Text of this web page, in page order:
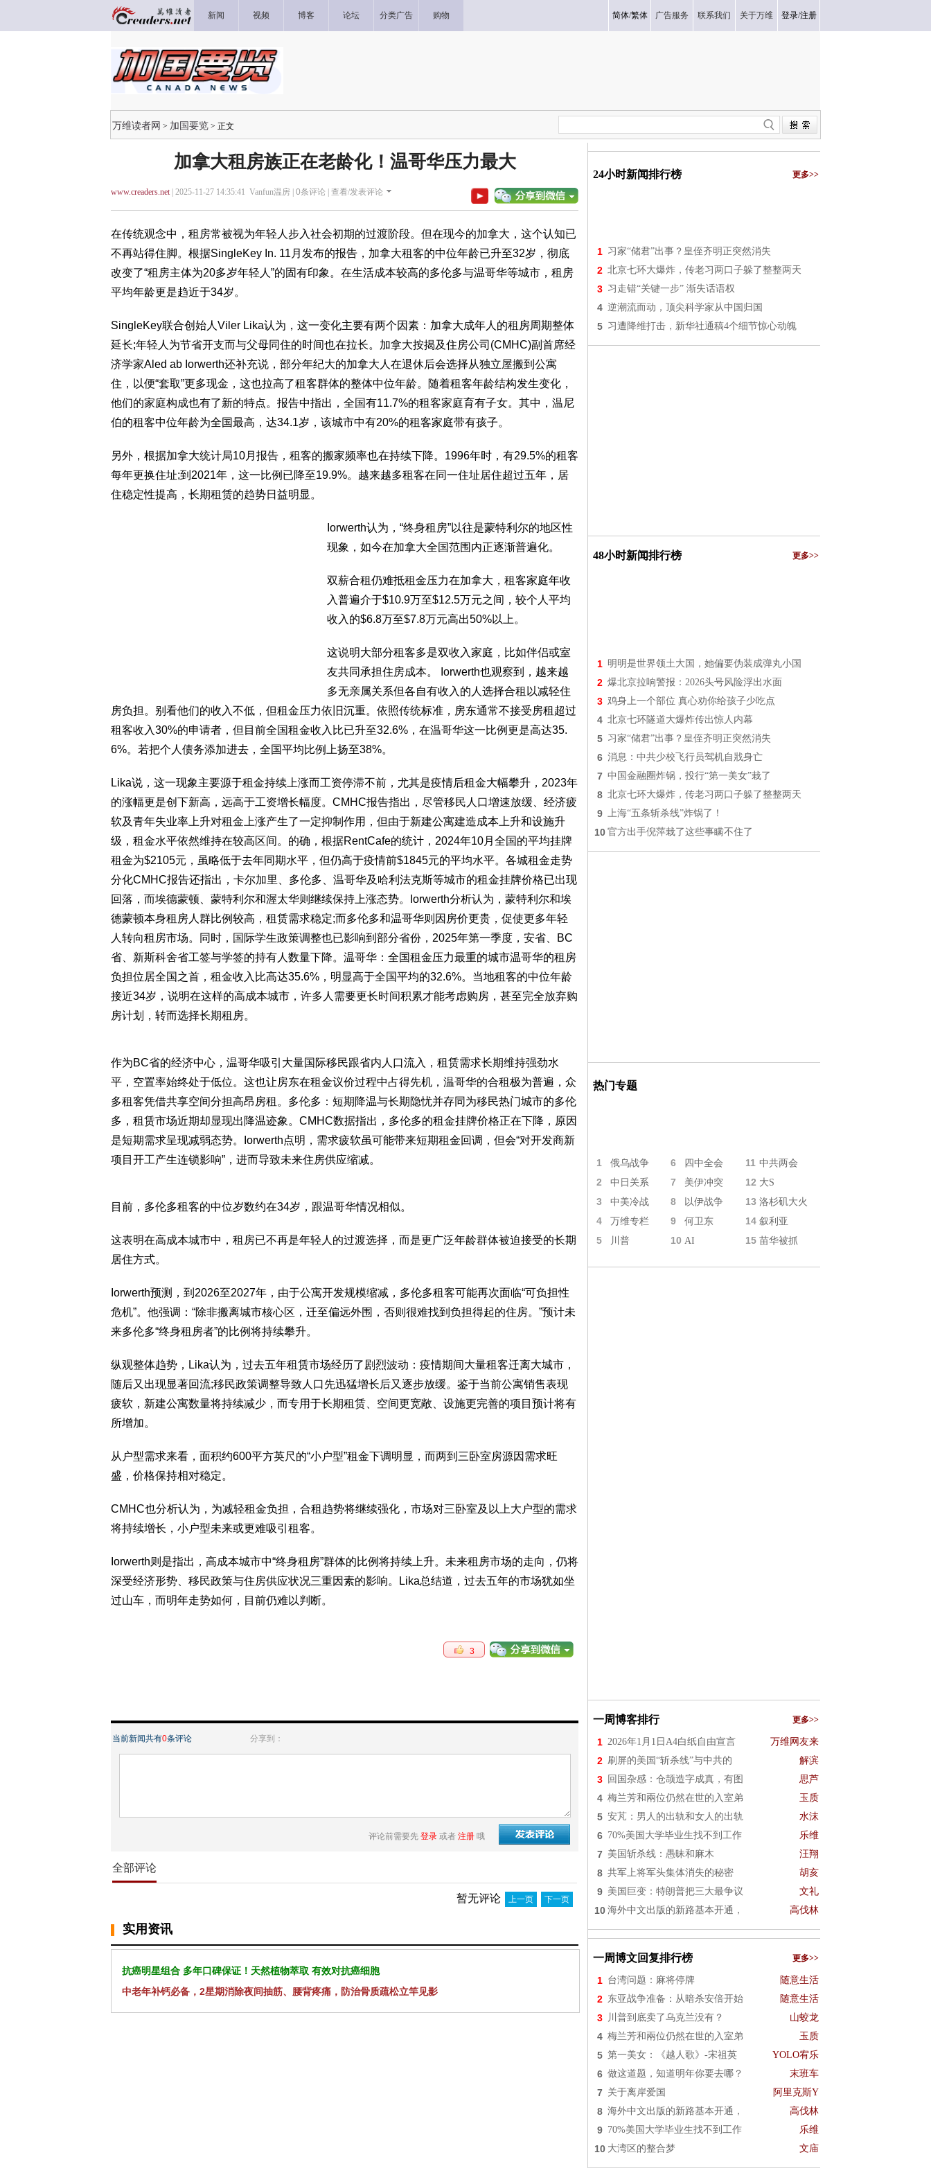
新闻 视频 博客 论坛 分类广告 购物 简体/繁体 广告服务 联系我们 关于万维 登录/注册
万维读者网 > 加国要览 > 正文
加拿大租房族正在老龄化！温哥华压力最大
www.creaders.net| 2025-11-27 14:35:41 Vanfun温房 | 0条评论 | 查看/发表评论
在传统观念中，租房常被视为年轻人步入社会初期的过渡阶段。但在现今的加拿大，这个认知已
不再站得住脚。根据SingleKey In. 11月发布的报告，加拿大租客的中位年龄已升至32岁，彻底
改变了“租房主体为20多岁年轻人”的固有印象。在生活成本较高的多伦多与温哥华等城市，租房
平均年龄更是趋近于34岁。
SingleKey联合创始人Viler Lika认为，这一变化主要有两个因素：加拿大成年人的租房周期整体
延长;年轻人为节省开支而与父母同住的时间也在拉长。加拿大按揭及住房公司(CMHC)副首席经
济学家Aled ab Iorwerth还补充说，部分年纪大的加拿大人在退休后会选择从独立屋搬到公寓
住，以便“套取”更多现金，这也拉高了租客群体的整体中位年龄。随着租客年龄结构发生变化，
他们的家庭构成也有了新的特点。报告中指出，全国有11.7%的租客家庭育有子女。其中，温尼
伯的租客中位年龄为全国最高，达34.1岁，该城市中有20%的租客家庭带有孩子。
另外，根据加拿大统计局10月报告，租客的搬家频率也在持续下降。1996年时，有29.5%的租客
每年更换住址;到2021年，这一比例已降至19.9%。越来越多租客在同一住址居住超过五年，居
住稳定性提高，长期租赁的趋势日益明显。
Iorwerth认为，“终身租房”以往是蒙特利尔的地区性
现象，如今在加拿大全国范围内正逐渐普遍化。
双薪合租仍难抵租金压力在加拿大，租客家庭年收
入普遍介于$10.9万至$12.5万元之间，较个人平均
收入的$6.8万至$7.8万元高出50%以上。
这说明大部分租客多是双收入家庭，比如伴侣或室
友共同承担住房成本。 Iorwerth也观察到，越来越
多无亲属关系但各自有收入的人选择合租以减轻住
房负担。别看他们的收入不低，但租金压力依旧沉重。依照传统标准，房东通常不接受房租超过
租客收入30%的申请者，但目前全国租金收入比已升至32.6%，在温哥华这一比例更是高达35.
6%。若把个人债务添加进去，全国平均比例上扬至38%。
Lika说，这一现象主要源于租金持续上涨而工资停滞不前，尤其是疫情后租金大幅攀升，2023年
的涨幅更是创下新高，远高于工资增长幅度。CMHC报告指出，尽管移民人口增速放缓、经济疲
软及青年失业率上升对租金上涨产生了一定抑制作用，但由于新建公寓建造成本上升和设施升
级，租金水平依然维持在较高区间。的确，根据RentCafe的统计，2024年10月全国的平均挂牌
租金为$2105元，虽略低于去年同期水平，但仍高于疫情前$1845元的平均水平。各城租金走势
分化CMHC报告还指出，卡尔加里、多伦多、温哥华及哈利法克斯等城市的租金挂牌价格已出现
回落，而埃德蒙顿、蒙特利尔和渥太华则继续保持上涨态势。Iorwerth分析认为，蒙特利尔和埃
德蒙顿本身租房人群比例较高，租赁需求稳定;而多伦多和温哥华则因房价更贵，促使更多年轻
人转向租房市场。同时，国际学生政策调整也已影响到部分省份，2025年第一季度，安省、BC
省、新斯科舍省工签与学签的持有人数量下降。温哥华：全国租金压力最重的城市温哥华的租房
负担位居全国之首，租金收入比高达35.6%，明显高于全国平均的32.6%。当地租客的中位年龄
接近34岁，说明在这样的高成本城市，许多人需要更长时间积累才能考虑购房，甚至完全放弃购
房计划，转而选择长期租房。
作为BC省的经济中心，温哥华吸引大量国际移民跟省内人口流入，租赁需求长期维持强劲水
平，空置率始终处于低位。这也让房东在租金议价过程中占得先机，温哥华的合租极为普遍，众
多租客凭借共享空间分担高昂房租。多伦多：短期降温与长期隐忧并存同为移民热门城市的多伦
多，租赁市场近期却显现出降温迹象。CMHC数据指出，多伦多的租金挂牌价格正在下降，原因
是短期需求呈现减弱态势。Iorwerth点明，需求疲软虽可能带来短期租金回调，但会“对开发商新
项目开工产生连锁影响”，进而导致未来住房供应缩减。
目前，多伦多租客的中位岁数约在34岁，跟温哥华情况相似。
这表明在高成本城市中，租房已不再是年轻人的过渡选择，而是更广泛年龄群体被迫接受的长期
居住方式。
Iorwerth预测，到2026至2027年，由于公寓开发规模缩减，多伦多租客可能再次面临“可负担性
危机”。他强调：“除非搬离城市核心区，迁至偏远外围，否则很难找到负担得起的住房。”预计未
来多伦多“终身租房者”的比例将持续攀升。
纵观整体趋势，Lika认为，过去五年租赁市场经历了剧烈波动：疫情期间大量租客迁离大城市，
随后又出现显著回流;移民政策调整导致人口先迅猛增长后又逐步放缓。鉴于当前公寓销售表现
疲软，新建公寓数量将持续减少，而专用于长期租赁、空间更宽敞、设施更完善的项目预计将有
所增加。
从户型需求来看，面积约600平方英尺的“小户型”租金下调明显，而两到三卧室房源因需求旺
盛，价格保持相对稳定。
CMHC也分析认为，为减轻租金负担，合租趋势将继续强化，市场对三卧室及以上大户型的需求
将持续增长，小户型未来或更难吸引租客。
Iorwerth则是指出，高成本城市中“终身租房”群体的比例将持续上升。未来租房市场的走向，仍将
深受经济形势、移民政策与住房供应状况三重因素的影响。Lika总结道，过去五年的市场犹如坐
过山车，而明年走势如何，目前仍难以判断。
3
当前新闻共有0条评论 分享到：
评论前需要先 登录 或者 注册 哦
全部评论
暂无评论 上一页 下一页
实用资讯
抗癌明星组合 多年口碑保证！天然植物萃取 有效对抗癌细胞
中老年补钙必备，2星期消除夜间抽筋、腰背疼痛，防治骨质疏松立竿见影
24小时新闻排行榜 更多>>
1 习家“储君”出事？皇侄齐明正突然消失
2 北京七环大爆炸，传老习两口子躲了整整两天
3 习走错“关键一步” 渐失话语权
4 逆潮流而动，顶尖科学家从中国归国
5 习遭降维打击，新华社通稿4个细节惊心动魄
48小时新闻排行榜 更多>>
1 明明是世界领土大国，她偏要伪装成弹丸小国
2 爆北京拉响警报：2026头号风险浮出水面
3 鸡身上一个部位 真心劝你给孩子少吃点
4 北京七环隧道大爆炸传出惊人内幕
5 习家“储君”出事？皇侄齐明正突然消失
6 消息：中共少校飞行员驾机自戕身亡
7 中国金融圈炸锅，投行“第一美女”栽了
8 北京七环大爆炸，传老习两口子躲了整整两天
9 上海“五条斩杀线”炸锅了！
10 官方出手倪萍栽了这些事瞒不住了
热门专题
1 俄乌战争 6 四中全会 11 中共两会
2 中日关系 7 美伊冲突 12 大S
3 中美冷战 8 以伊战争 13 洛杉矶大火
4 万维专栏 9 何卫东 14 叙利亚
5 川普 10 AI 15 苗华被抓
一周博客排行 更多>>
1 2026年1月1日A4白纸自由宣言 万维网友来
2 刷屏的美国“斩杀线”与中共的 解滨
3 回国杂感：仓颉造字成真，有图 思芦
4 梅兰芳和兩位仍然在世的入室弟 玉质
5 安芃：男人的出轨和女人的出轨 水沫
6 70%美国大学毕业生找不到工作 乐维
7 美国斩杀线：愚昧和麻木 汪翔
8 共军上将军头集体消失的秘密 胡亥
9 美国巨变：特朗普把三大最争议 文礼
10 海外中文出版的新路基本开通， 高伐林
一周博文回复排行榜 更多>>
1 台湾问题：麻将停牌 随意生活
2 东亚战争准备：从暗杀安倍开始 随意生活
3 川普到底卖了乌克兰没有？ 山蛟龙
4 梅兰芳和兩位仍然在世的入室弟 玉质
5 第一美女：《越人歌》-宋祖英 YOLO宥乐
6 做这道题，知道明年你要去哪？ 末班车
7 关于离岸爱国 阿里克斯Y
8 海外中文出版的新路基本开通， 高伐林
9 70%美国大学毕业生找不到工作 乐维
10 大湾区的整合梦 文庙